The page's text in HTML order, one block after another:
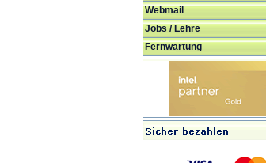
Webmail
Jobs / Lehre
Fernwartung